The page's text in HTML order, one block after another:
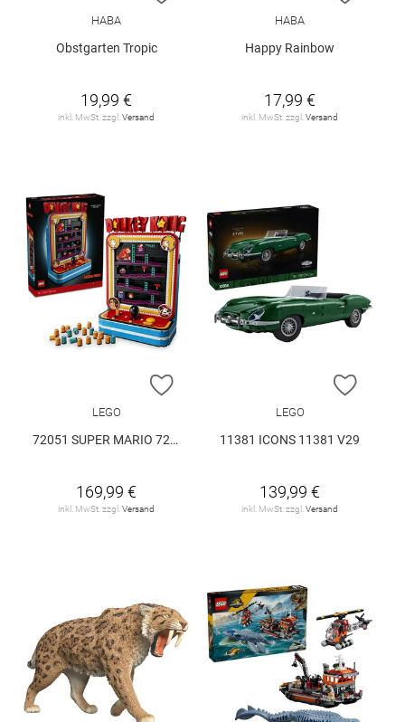
HABA
Obstgarten Tropic
19,99 €
inkl. MwSt. zzgl. Versand
HABA
Happy Rainbow
17,99 €
inkl. MwSt. zzgl. Versand
ZUR WUNSCHLISTE HINZUFÜGEN
LEGO
72051 SUPER MARIO 72051 V29
169,99 €
inkl. MwSt. zzgl. Versand
ZUR
LEGO
11381 ICONS 11381 V29
139,99 €
inkl. MwSt. zzgl. Versand